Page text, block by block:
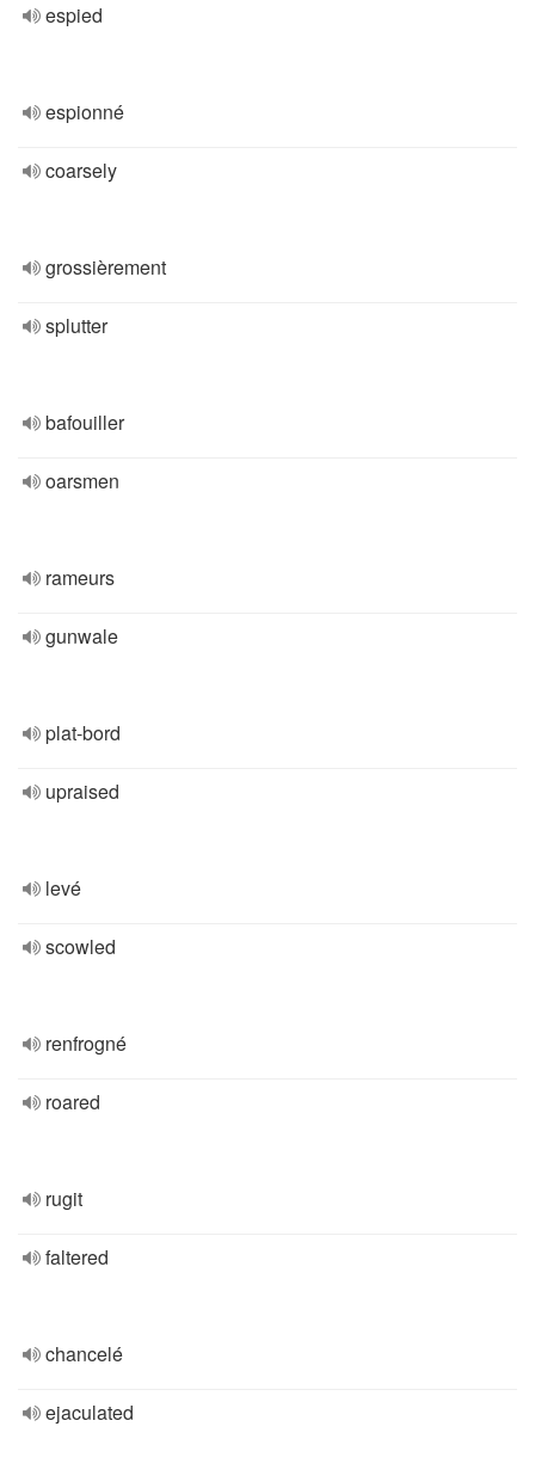
espied
espionné
coarsely
grossièrement
splutter
bafouiller
oarsmen
rameurs
gunwale
plat-bord
upraised
levé
scowled
renfrogné
roared
rugit
faltered
chancelé
ejaculated